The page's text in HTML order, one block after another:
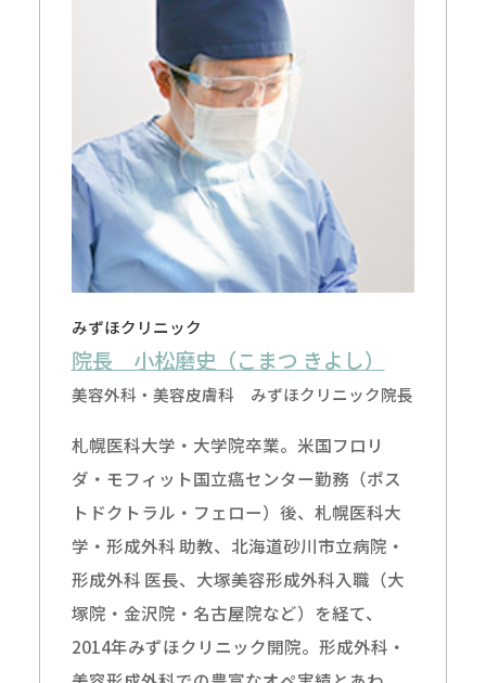
みずほクリニック
院長 小松磨史（こまつ きよし）
美容外科・美容皮膚科 みずほクリニック院長
札幌医科大学・大学院卒業。米国フロリ
ダ・モフィット国立癌センター勤務（ポス
トドクトラル・フェロー）後、札幌医科大
学・形成外科 助教、北海道砂川市立病院・
形成外科 医長、大塚美容形成外科入職（大
塚院・金沢院・名古屋院など）を経て、
2014年みずほクリニック開院。形成外科・